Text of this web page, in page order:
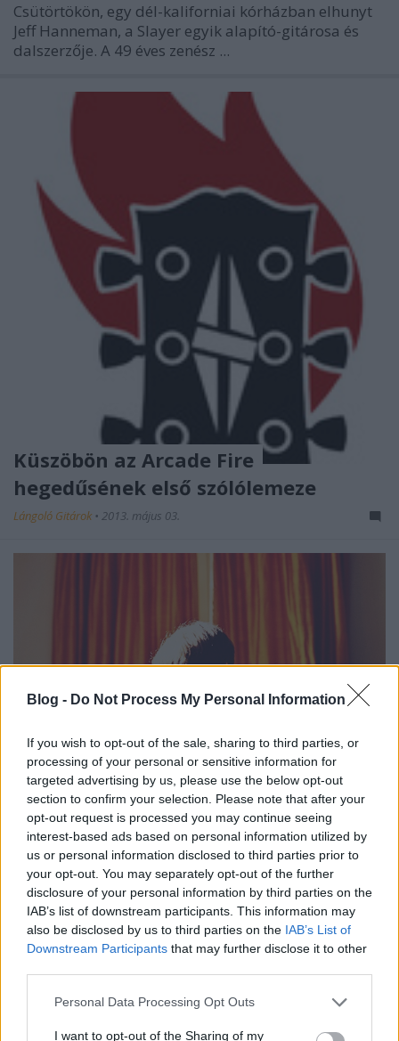
Blog - Do Not Process My Personal Information
If you wish to opt-out of the sale, sharing to third parties, or
processing of your personal or sensitive information for
targeted advertising by us, please use the below opt-out
section to confirm your selection. Please note that after your
opt-out request is processed you may continue seeing
interest-based ads based on personal information utilized by
us or personal information disclosed to third parties prior to
your opt-out. You may separately opt-out of the further
disclosure of your personal information by third parties on the
IAB’s list of downstream participants. This information may
also be disclosed by us to third parties on the IAB’s List of
Downstream Participants that may further disclose it to other
Please note that this website/app uses one or more Google
not limited to your visit or usage behaviour. You may click to
Personal Data Processing Opt Outs
I want to opt-out of the Sharing of my
Csütörtökön, egy dél-kaliforniai kórházban elhunyt
Jeff Hanneman, a Slayer egyik alapító-gitárosa és
dalszerzője. A 49 éves zenész ...
Küszöbön az Arcade Fire
hegedűsének első szólólemeze
Lángoló Gitárok • 2013. május 03.
Sarah Neufeld, az Arcade Fire vonóskontingensének
oszlopos tagja egy időre kiválik a zenekar
mindennapi körforgásából, mivel szorgosan készül